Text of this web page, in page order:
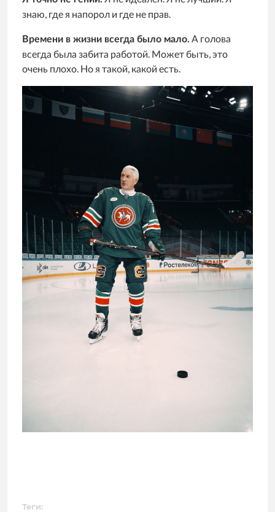
знаю, где я напорол и где не прав.
Времени в жизни всегда было мало. А голова
всегда была забита работой. Может быть, это
очень плохо. Но я такой, какой есть.
Теги: